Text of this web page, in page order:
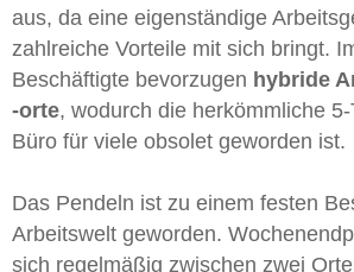
aus, da eine eigenständige
zahlreiche Vorteile mit sich bringt.
Beschäftigte bevorzugen hybride
-orte, wodurch die herkömmliche
Büro für viele obsolet geworden ist.
Das Pendeln ist zu einem festen
Arbeitswelt geworden.
sich regelmäßig zwischen zwei